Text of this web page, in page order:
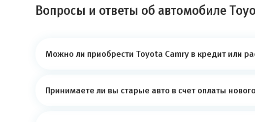
Вопросы и ответы об автомобиле
Можно ли приобрести Toyota Camry в кредит или
Принимаете ли вы старые авто в счет оплаты